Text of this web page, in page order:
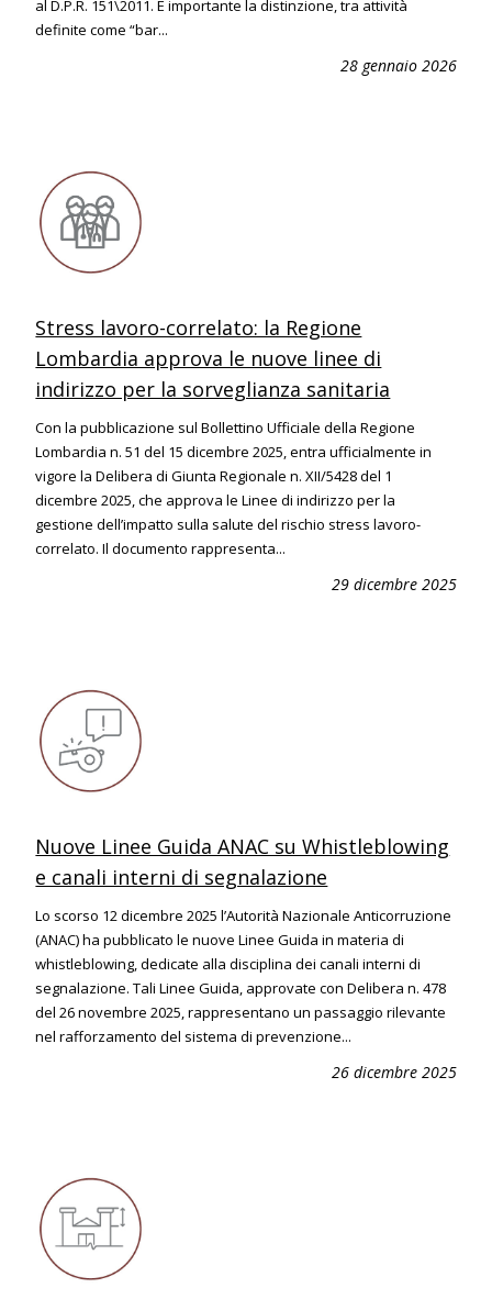
al D.P.R. 151\2011. È importante la distinzione, tra attività
definite come “bar...
28 gennaio 2026
Stress lavoro-correlato: la Regione
Lombardia approva le nuove linee di
indirizzo per la sorveglianza sanitaria
Con la pubblicazione sul Bollettino Ufficiale della Regione
Lombardia n. 51 del 15 dicembre 2025, entra ufficialmente in
vigore la Delibera di Giunta Regionale n. XII/5428 del 1
dicembre 2025, che approva le Linee di indirizzo per la
gestione dell’impatto sulla salute del rischio stress lavoro-
correlato. Il documento rappresenta...
29 dicembre 2025
Nuove Linee Guida ANAC su Whistleblowing
e canali interni di segnalazione
Lo scorso 12 dicembre 2025 l’Autorità Nazionale Anticorruzione
(ANAC) ha pubblicato le nuove Linee Guida in materia di
whistleblowing, dedicate alla disciplina dei canali interni di
segnalazione. Tali Linee Guida, approvate con Delibera n. 478
del 26 novembre 2025, rappresentano un passaggio rilevante
nel rafforzamento del sistema di prevenzione...
26 dicembre 2025